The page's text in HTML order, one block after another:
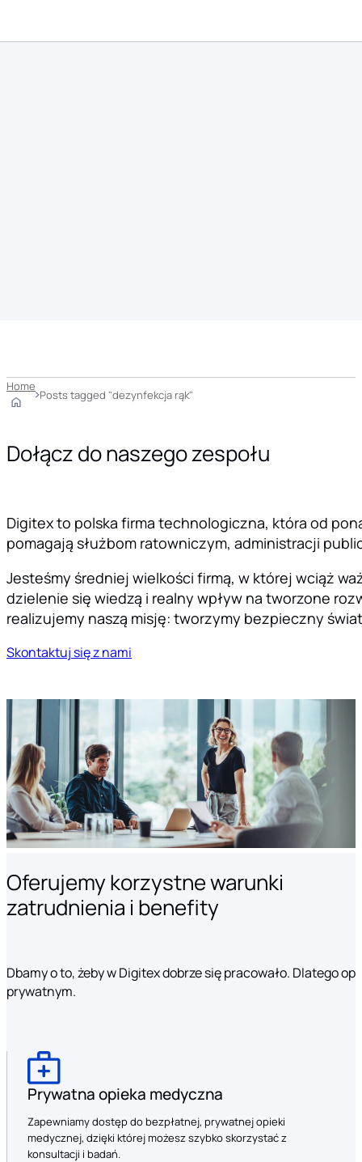
Home
Posts tagged "dezynfekcja rąk"
Dołącz do naszego zespołu
Digitex to polska firma technologiczna, która od
pomagają służbom ratowniczym, administracji
Jesteśmy średniej wielkości firmą, w której wciąż
dzielenie się wiedzą i realny wpływ na tworzone
realizujemy naszą misję: tworzymy bezpieczny
Skontaktuj się z nami
Oferujemy korzystne warunki
zatrudnienia i benefity
Dbamy o to, żeby w Digitex dobrze się pracowało. Dlatego
prywatnym.
Prywatna opieka medyczna
Zapewniamy dostęp do bezpłatnej, prywatnej opieki
medycznej, dzięki której możesz szybko skorzystać z
konsultacji i badań.